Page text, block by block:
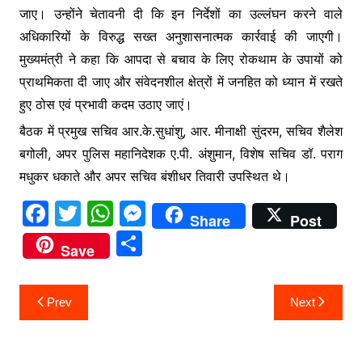
जाए। उन्होंने चेतावनी दी कि इन निर्देशों का उल्लंघन करने वाले
अधिकारियों के विरुद्ध सख्त अनुशासनात्मक कार्रवाई की जाएगी।
मुख्यमंत्री ने कहा कि आपदा से बचाव के लिए रोकथाम के उपायों को
प्राथमिकता दी जाए और संवेदनशील क्षेत्रों में जनहित को ध्यान में रखते
हुए ठोस एवं प्रभावी कदम उठाए जाएं।
बैठक में प्रमुख सचिव आर.के.सुधांशु, आर. मीनाक्षी सुंदरम, सचिव शैलेश
बगोली, अपर पुलिस महानिदेशक ए.पी. अंशुमान, विशेष सचिव डॉ. पराग
मधुकर धकाते और अपर सचिव बंशीधर तिवारी उपस्थित थे।
F
a
c
e
b
T
w
itt
er
W
h
at
M
e
Share
Post
Save
S
Post
navigation
Prev Next